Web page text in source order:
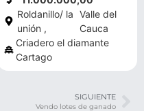
Roldanillo/ la
unión ,
Valle del
Cauca
Criadero el diamante
Cartago
SIGUIENTE
Vendo lotes de ganado